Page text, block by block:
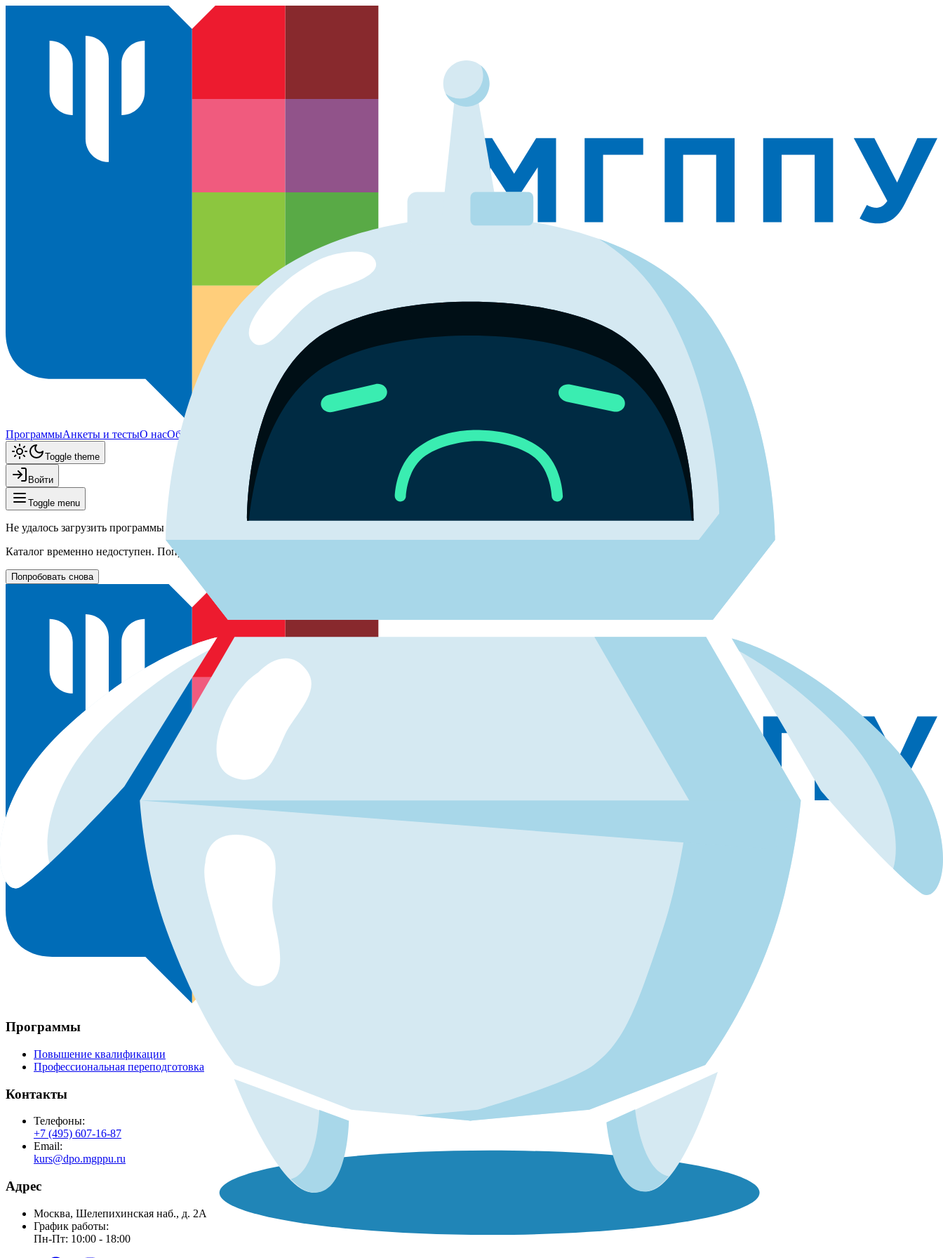
ПрограммыАнкеты и тестыО насОбъявления Документы
Toggle theme
Войти
Toggle menu
Не удалось загрузить программы
Каталог временно недоступен. Попробуйте обновить страницу или вернитесь позже.
Попробовать снова
Программы
Повышение квалификации
Профессиональная переподготовка
Контакты
Телефоны:
+7 (495) 607-16-87
Email:
kurs@dpo.mgppu.ru
Адрес
Москва, Шелепихинская наб., д. 2А
График работы:
Пн-Пт: 10:00 - 18:00